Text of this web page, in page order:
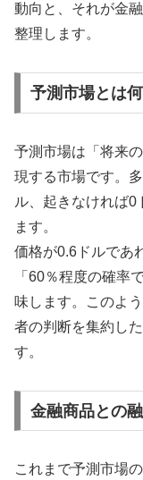
動向と、それが金
整理します。
予測市場とは
予測市場は「将来
現する市場です。
ル、起きなければ
ます。
価格が0.6ドルであ
「60％程度の確率
味します。このよ
者の判断を集約し
す。
金融商品との
これまで予測市場